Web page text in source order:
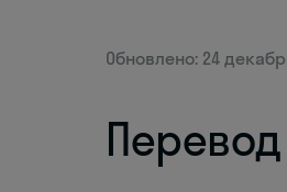
Обновлено: 24